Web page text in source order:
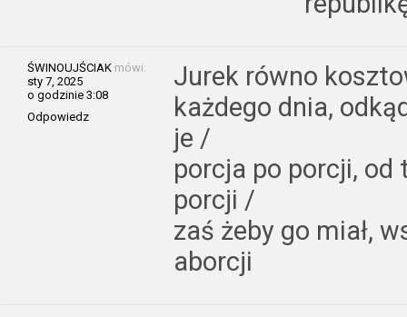
ŚWINOUJŚCIAK mówi:
sty 7, 2025
o godzinie 3:08
Odpowiedz
Jurek równo
każdego dnia,
je /
porcja po porcji,
porcji /
zaś żeby go miał,
aborcji